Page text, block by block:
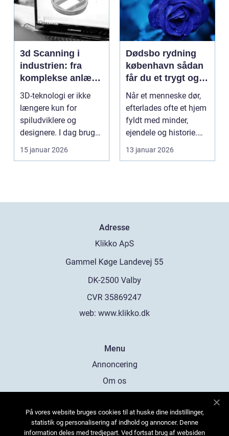
3d Scanning i
industrien: fra
komplekse anlæg
til præcise
beslutninger
3D-teknologi er ikke
længere kun for
spiludviklere og
designere. I dag bruger
en lang række
virksomh...
15 januar 2026
Dødsbo rydning
københavn sådan
får du et trygt og
professionelt
forløb
Når et menneske dør,
efterlades ofte et hjem
fyldt med minder,
ejendele og historie.
For mange pårør...
13 januar 2026
Adresse
web: www.klikko.dk
Menu
Annoncering
Om os
Kontakt os
Sitemap
På vores website bruges cookies til at huske dine indstillinger,
statistik og personalisering af indhold og annoncer. Denne
information deles med tredjepart. Ved fortsat brug af websiden